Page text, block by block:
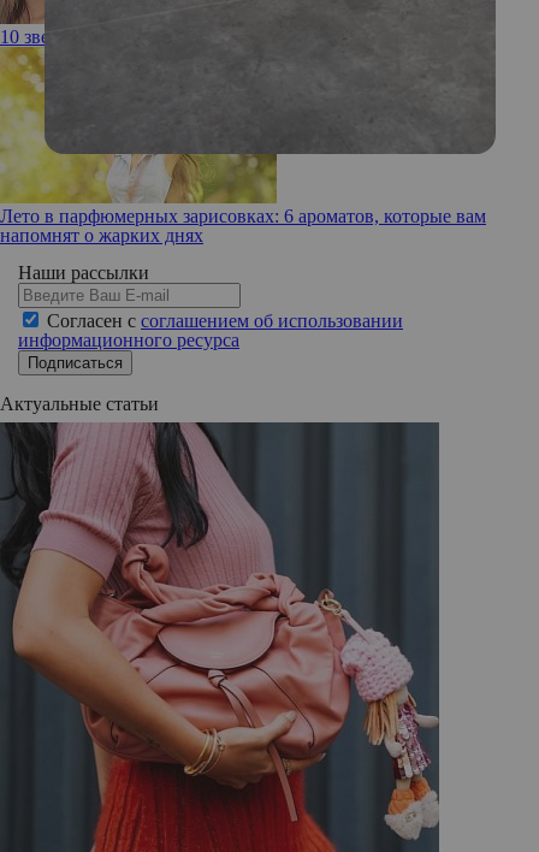
10 звезд, которые не заморачиваются с эпиляцией
Лето в парфюмерных зарисовках: 6 ароматов, которые вам
напомнят о жарких днях
Наши рассылки
Согласен с соглашением об использовании
информационного ресурса
Подписаться
Актуальные статьи